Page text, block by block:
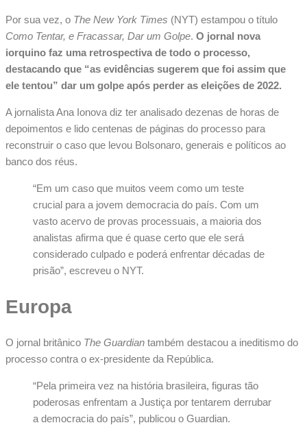
Por sua vez, o The New York Times (NYT) estampou o título
Como Tentar, e Fracassar, Dar um Golpe. O jornal nova
iorquino faz uma retrospectiva de todo o processo,
destacando que “as evidências sugerem que foi assim que
ele tentou” dar um golpe após perder as eleições de 2022.
A jornalista Ana Ionova diz ter analisado dezenas de horas de
depoimentos e lido centenas de páginas do processo para
reconstruir o caso que levou Bolsonaro, generais e políticos ao
banco dos réus.
“Em um caso que muitos veem como um teste
crucial para a jovem democracia do país. Com um
vasto acervo de provas processuais, a maioria dos
analistas afirma que é quase certo que ele será
considerado culpado e poderá enfrentar décadas de
prisão”, escreveu o NYT.
Europa
O jornal britânico The Guardian também destacou a ineditismo do
processo contra o ex-presidente da República.
“Pela primeira vez na história brasileira, figuras tão
poderosas enfrentam a Justiça por tentarem derrubar
a democracia do país”, publicou o Guardian.